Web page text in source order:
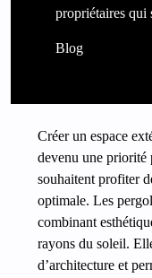
propriétaires
Blog
Créer un espace
devenu une priorité
souhaitent profiter
optimale. Les
combinant
rayons du soleil.
d’architecture et